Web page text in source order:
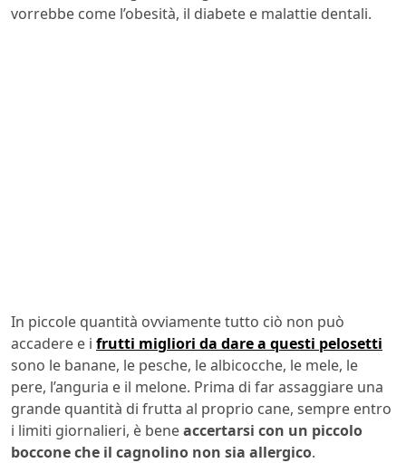
vorrebbe come l’obesità, il diabete e malattie dentali.
In piccole quantità ovviamente tutto ciò non può
accadere e i frutti migliori da dare a questi pelosetti
sono le banane, le pesche, le albicocche, le mele, le
pere, l’anguria e il melone. Prima di far assaggiare una
grande quantità di frutta al proprio cane, sempre entro
i limiti giornalieri, è beneaccertarsi con un piccolo
boccone che il cagnolino non sia allergico.